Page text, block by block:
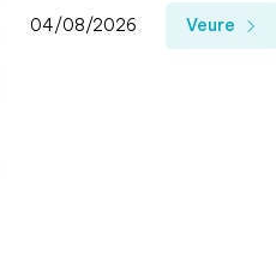
04/08/2026 Veure